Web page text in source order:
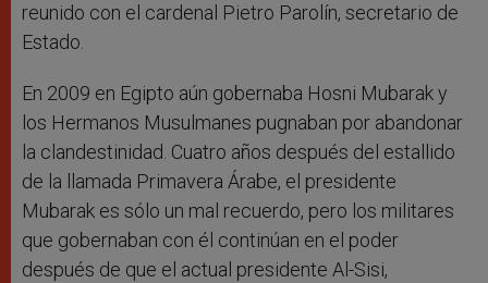
reunido con el cardenal Pietro Parolín, secretario de
Estado.
En 2009 en Egipto aún gobernaba Hosni Mubarak y
los Hermanos Musulmanes pugnaban por abandonar
la clandestinidad. Cuatro años después del estallido
de la llamada Primavera Árabe, el presidente
Mubarak es sólo un mal recuerdo, pero los militares
que gobernaban con él continúan en el poder
después de que el actual presidente Al-Sisi,